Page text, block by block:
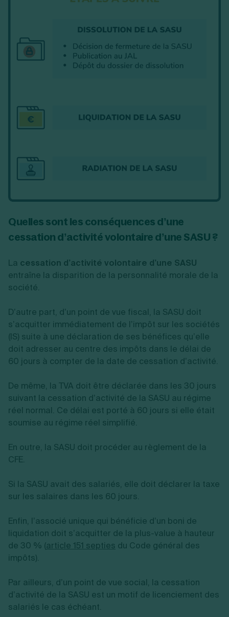
Quelles sont les conséquences d’une
cessation d’activité volontaire d’une SASU ?
La cessation d’activité volontaire d’une SASU
entraîne la disparition de la personnalité morale de la
société.
D’autre part, d’un point de vue fiscal, la SASU doit
s’acquitter immédiatement de l’impôt sur les sociétés
(IS) suite à une déclaration de ses bénéfices qu’elle
doit adresser au centre des impôts dans le délai de
60 jours à compter de la date de cessation d’activité.
De même, la TVA doit être déclarée dans les 30 jours
suivant la cessation d’activité de la SASU au régime
réel normal. Ce délai est porté à 60 jours si elle était
soumise au régime réel simplifié.
En outre, la SASU doit procéder au règlement de la
CFE.
Si la SASU avait des salariés, elle doit déclarer la taxe
sur les salaires dans les 60 jours.
Enfin, l’associé unique qui bénéficie d’un boni de
liquidation doit s’acquitter de la plus-value à hauteur
de 30 % (article 151 septies du Code général des
impôts).
Par ailleurs, d’un point de vue social, la cessation
d’activité de la SASU est un motif de licenciement des
salariés le cas échéant.